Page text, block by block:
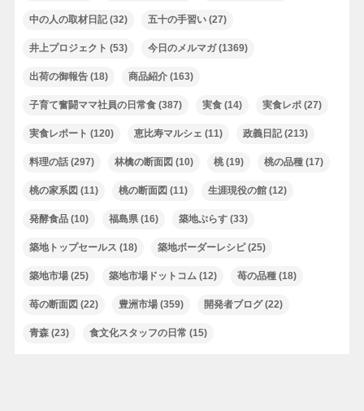
中の人の取材日記(32) 五十の手習い(27)
井上プロジェクト (53) 今日のメルマガ(1369)
出荷の御報告(18) 商品紹介(163)
子育て奮闘ママ社員の日常食(387) 実食(14) 実食レポ(27)
実食レポート (120) 恵比寿マルシェ (11) 政義日記(213)
料理の話(297) 林檎の断面図 (10) 桃(19) 桃の品種(17)
桃の家系図 (11) 桃の断面図 (11) 生涯現役の館(12)
発酵食品(10) 福島県(16) 築地ぷらす(33)
築地トップセールス (18) 築地ボーダーレシピ(25)
築地市場(25) 築地市場ドットコム (12) 苺の品種(18)
苺の断面図 (22) 豊洲市場(359) 開発者ブログ(22)
青森(23) 食文化スタッフの日常 (15)